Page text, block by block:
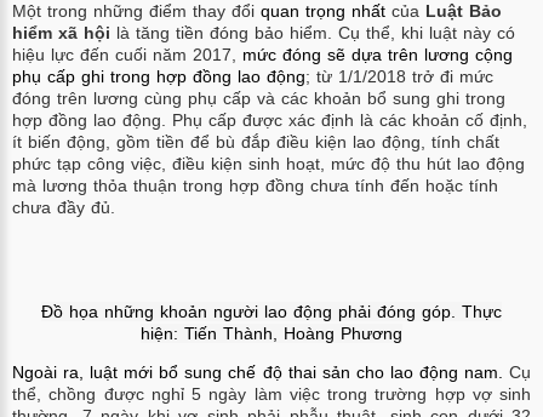
Một trong những điểm thay đổi quan trọng nhất của Luật Bảo
hiểm xã hội là tăng tiền đóng bảo hiểm. Cụ thể, khi luật này có
hiệu lực đến cuối năm 2017, mức đóng sẽ dựa trên lương cộng
phụ cấp ghi trong hợp đồng lao động; từ 1/1/2018 trở đi mức
đóng trên lương cùng phụ cấp và các khoản bổ sung ghi trong
hợp đồng lao động. Phụ cấp được xác định là các khoản cố định,
ít biến động, gồm tiền để bù đắp điều kiện lao động, tính chất
phức tạp công việc, điều kiện sinh hoạt, mức độ thu hút lao động
mà lương thỏa thuận trong hợp đồng chưa tính đến hoặc tính
chưa đầy đủ.
Đồ họa những khoản người lao động phải đóng góp. Thực
hiện: Tiến Thành, Hoàng Phương
Ngoài ra, luật mới bổ sungchế độ thai sản cho lao động nam. Cụ
thể, chồng được nghỉ 5 ngày làm việc trong trường hợp vợ sinh